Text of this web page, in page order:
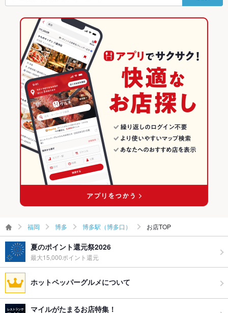
ス有り)
英語メニュ
あり
その他設備 －
その他
飲み放題 なし
食べ放題 なし
カクテル充実、ワイン充実
お子様連れ歓迎
グパーティ
－
プライズ対
応
備考 －
博多駅 × パスタ・ピザ
ダイニングバー・バル
スペインバル・イタリアンバール
博多 × ダイニングバー・バル
博多 × スペインバル・イタリアンバール
博多駅 × ダイニングバー・バル
博多駅 × スペインバル・イタリアンバール
博多駅（博多口） × スペインバル・イタリアンバール
福岡 × イタリアン・フレンチ
福岡 × パスタ・ピザ
福岡 × ダイニングバー・バル
福岡 × スペインバル・イタリアンバール
福岡のイタリアン・フレンチランキング
福岡のパスタ・ピザランキング
博多のグルメランキング
博多のイタリアン・フレンチランキング
博多のパスタ・ピザランキング
博多駅（博多口）のグルメランキング
博多駅（博多口）のイタリアン・フレンチランキング
博多駅（博多口）のパスタ・ピザランキング
福岡 博多 博多駅（博多口） お店TOP
夏のポイント還元祭2026
最大15,000ポイント還元
ホットペッパーグルメについて
マイルがたまるお店特集！